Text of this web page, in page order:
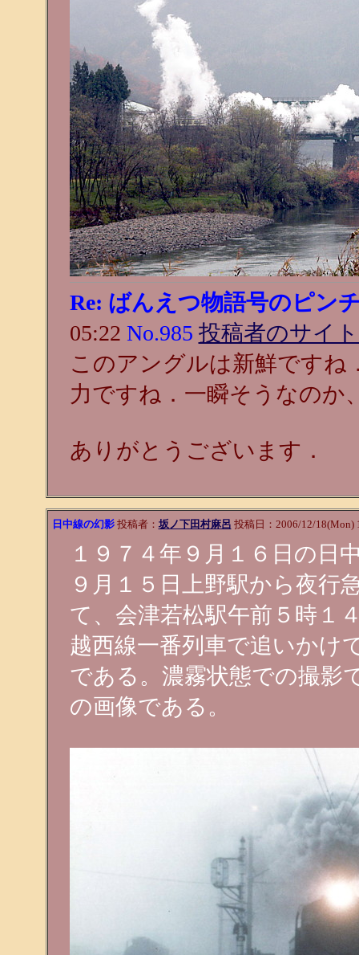
Re: ばんえつ物語号のピン
05:22 No.985 投稿者のサイ
このアングルは新鮮ですね
力ですね．一瞬そうなのか
ありがとうございます．
日中線の幻影投稿者： 坂ノ下田村麻呂 投稿日：2006/12/18(Mon)
１９７４年９月１６日の日
９月１５日上野駅から夜行
て、会津若松駅午前５時１
越西線一番列車で追いかけ
である。濃霧状態での撮影
の画像である。